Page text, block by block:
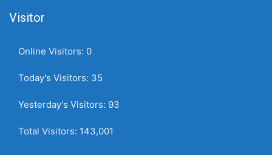
Visitor
Online Visitors: 0
Today's Visitors: 35
Yesterday's Visitors: 93
Total Visitors: 143,001